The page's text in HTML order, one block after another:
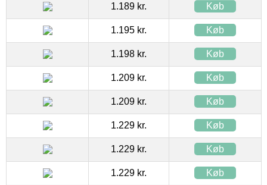
1.189 kr. Køb
1.195 kr. Køb
1.198 kr. Køb
1.209 kr. Køb
1.209 kr. Køb
1.229 kr. Køb
1.229 kr. Køb
1.229 kr. Køb